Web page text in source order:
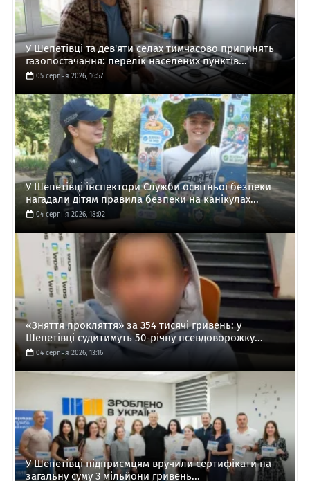
У Шепетівці та дев'яти селах тимчасово припинять
газопостачання: перелік населених пунктів...
05 серпня 2026, 16:57
У Шепетівці інспектори Служби освітньої безпеки
нагадали дітям правила безпеки на канікулах...
04 серпня 2026, 18:02
«Зняття прокляття» за 354 тисячі гривень: у
Шепетівці судитимуть 50-річну псевдоворожку...
04 серпня 2026, 13:16
У Шепетівці підприємцям вручили сертифікати на
загальну суму 3 мільйони гривень...